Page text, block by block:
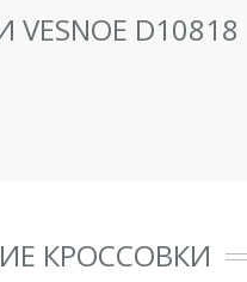
D10818
КРОССОВКИ